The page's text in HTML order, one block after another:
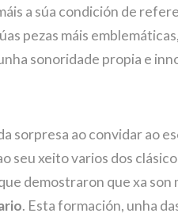
a súa condición de
pezas máis
sonoridade propia e
sorpresa ao convidar ao
xeito varios dos
demostraron que xa son
. Esta formación, unha